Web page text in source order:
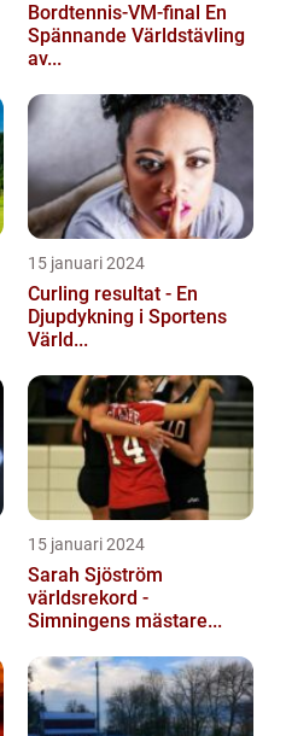
Bordtennis-VM-final En
Spännande Världstävling
av...
15 januari 2024
Curling resultat - En
Djupdykning i Sportens
Värld...
15 januari 2024
Sarah Sjöström
världsrekord -
Simningens mästare...